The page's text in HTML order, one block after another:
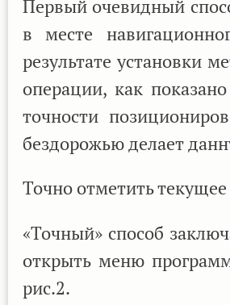
Первый очевидный
в месте
результате установки
операции, как
точности
бездорожью делает
Точно отметить
«Точный» способ
открыть меню
рис.2.